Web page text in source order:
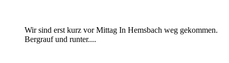
Wir sind erst kurz vor Mittag In Hemsbach weg gekommen.
Bergrauf und runter....